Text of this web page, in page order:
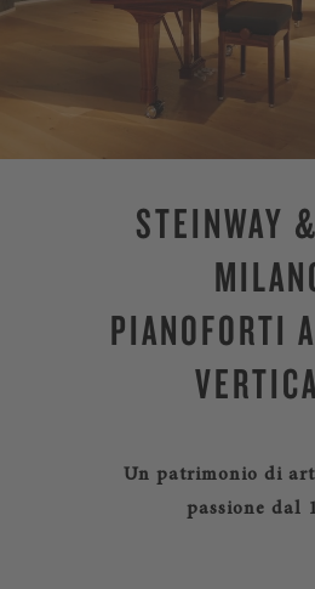
STEINWAY
PIANOFORTI
Un patrimonio di
passione dal